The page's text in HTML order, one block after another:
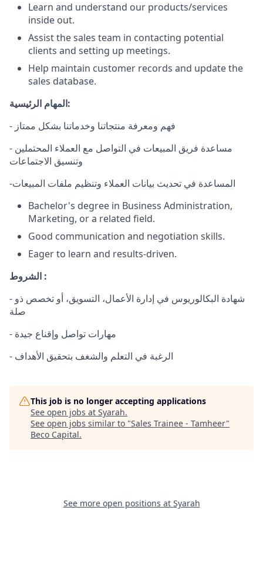
Learn and understand our products/services
inside out.
Assist the sales team in contacting potential
clients and setting up meetings.
Help maintain customer records and update the
sales database.
المهام الرئيسية:
- فهم ومعرفة منتجاتنا وخدماتنا بشكل ممتاز
- مساعدة فريق المبيعات في التواصل مع العملاء المحتملين
وتنسيق الاجتماعات
-المساعدة في تحديث بيانات العملاء وتنظيم ملفات المبيعات
Bachelor's degree in Business Administration,
Marketing, or a related field.
Good communication and negotiation skills.
Eager to learn and results-driven.
الشروط :
- شهادة البكالوريوس في إدارة الأعمال، التسويق، أو تخصص ذو
صلة
- مهارات تواصل وإقناع جيدة
- الرغبة في التعلم والشغف بتحقيق الأهداف
This job is no longer accepting applications
See open jobs at Syarah.
See open jobs similar to "Sales Trainee - Tamheer"
Beco Capital.
See more open positions at Syarah